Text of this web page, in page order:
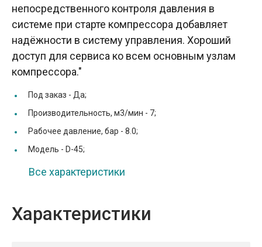
непосредственного контроля давления в
системе при старте компрессора добавляет
надёжности в систему управления. Хороший
доступ для сервиса ко всем основным узлам
компрессора."
Под заказ - Да;
Производительность, м3/мин - 7;
Рабочее давление, бар - 8.0;
Модель - D-45;
Все характеристики
Характеристики